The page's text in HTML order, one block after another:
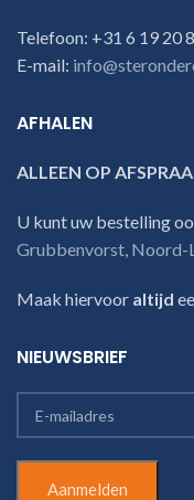
Telefoon: +31 6 19 20
E-mail:
AFHALEN
ALLEEN OP
U kunt uw bestelling
Grubbenvorst, Noord-
Maak hiervoor altijd
NIEUWSBRIEF